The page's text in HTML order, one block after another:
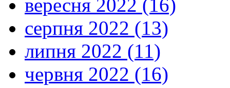
вересня 2022 (16)
серпня 2022 (13)
липня 2022 (11)
червня 2022 (16)